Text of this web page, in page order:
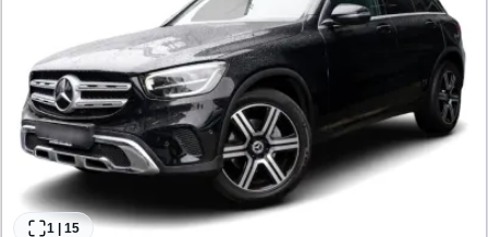
1 15